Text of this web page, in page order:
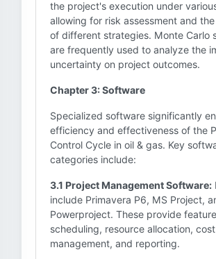
the project's execution under
allowing for risk assessment and
of different strategies. Monte Carlo
are frequently used to analyze the
uncertainty on project outcomes.
Chapter 3: Software
Specialized software significantly
efficiency and effectiveness of the
Control Cycle in oil & gas. Key
categories include:
3.1 Project Management Software:
include Primavera P6, MS Project,
Powerproject. These provide
scheduling, resource allocation,
management, and reporting.